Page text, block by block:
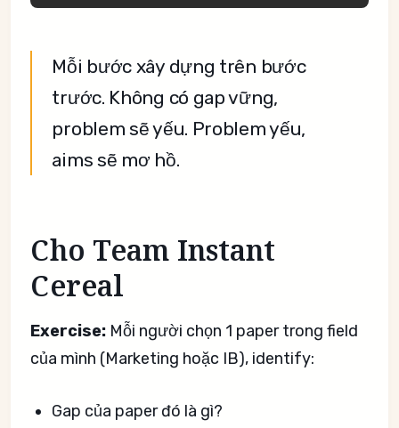
Mỗi bước xây dựng trên bước
trước. Không có gap vững,
problem sẽ yếu. Problem yếu,
aims sẽ mơ hồ.
Cho Team Instant
Cereal
Exercise: Mỗi người chọn 1 paper trong field
của mình (Marketing hoặc IB), identify:
Gap của paper đó là gì?